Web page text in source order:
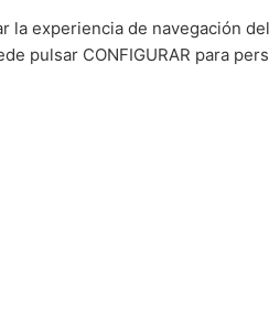
experiencia de navegación
pulsar CONFIGURAR para